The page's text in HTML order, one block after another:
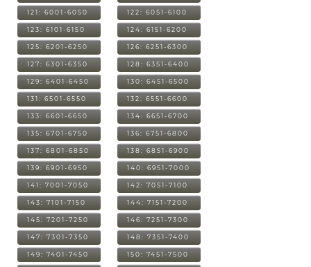
121: 6001-6050 122: 6051-6100
123: 6101-6150 124: 6151-6200
125: 6201-6250 126: 6251-6300
127: 6301-6350 128: 6351-6400
129: 6401-6450 130: 6451-6500
131: 6501-6550 132: 6551-6600
133: 6601-6650 134: 6651-6700
135: 6701-6750 136: 6751-6800
137: 6801-6850 138: 6851-6900
139: 6901-6950 140: 6951-7000
141: 7001-7050 142: 7051-7100
143: 7101-7150 144: 7151-7200
145: 7201-7250 146: 7251-7300
147: 7301-7350 148: 7351-7400
149: 7401-7450 150: 7451-7500